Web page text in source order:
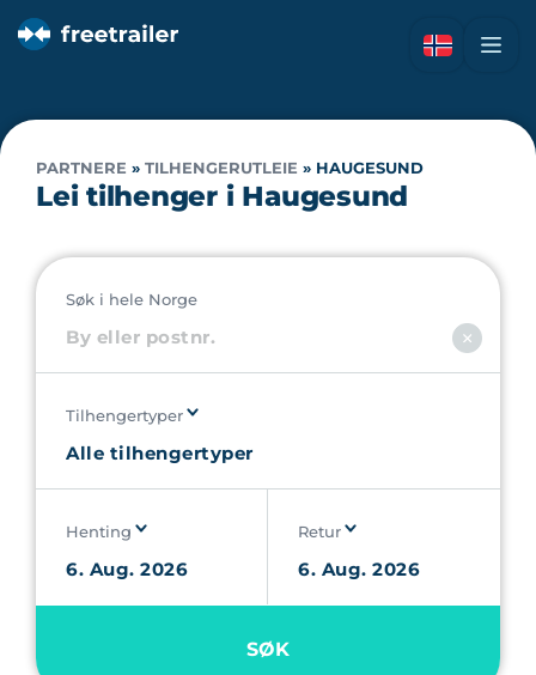
PARTNERE » TILHENGERUTLEIE » HAUGESUND
Lei tilhenger i Haugesund
Søk i hele Norge
Tilhengertyper
Henting Retur
SØK